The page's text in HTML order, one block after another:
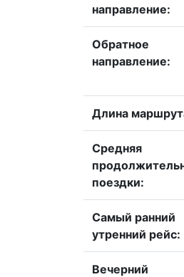
направление:
Обратное
направление:
Длина
Средняя
поездки:
Самый ранний
утренний рейс:
Вечерний